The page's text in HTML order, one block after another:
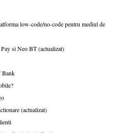
low-code/no-code pentru mediul de
si Neo BT (actualizat)
Bank
(actualizat)